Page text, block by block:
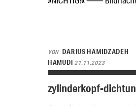
VON DARIUS HAMIDZADEH
HAMUDI 21.11.2023
zylinderkopf-